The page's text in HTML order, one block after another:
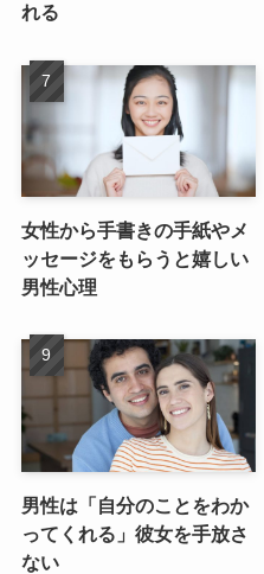
れる
女性から手書きの手紙やメ
ッセージをもらうと嬉しい
男性心理
男性は「自分のことをわか
ってくれる」彼女を手放さ
ない